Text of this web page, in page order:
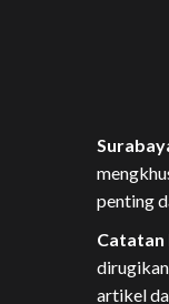
penting
Catatan
artikel